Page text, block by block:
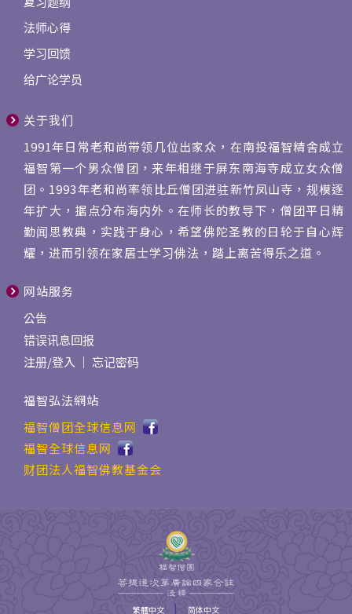
法师心得
学习回馈
给广论学员
关于我们
1991年日常老和尚带领几位出家众，在南投福智精舍成立
福智第一个男众僧团，来年相继于屏东南海寺成立女众僧
团。1993年老和尚率领比丘僧团进驻新竹凤山寺，规模逐
年扩大，据点分布海内外。在师长的教导下，僧团平日精
勤闻思教典，实践于身心，希望佛陀圣教的日轮于自心辉
耀，进而引领在家居士学习佛法，踏上离苦得乐之道。
网站服务
公告
错误讯息回报
注册/登入 ｜ 忘记密码
福智弘法網站
福智僧团全球信息网
福智全球信息网
财团法人福智佛教基金会
繁體中文 | 简体中文